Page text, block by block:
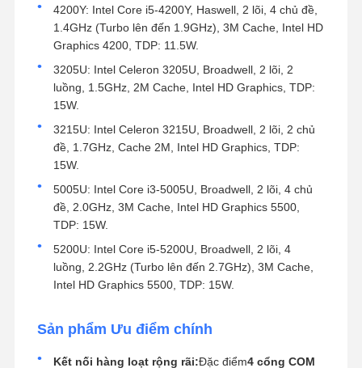
4200Y: Intel Core i5-4200Y, Haswell, 2 lõi, 4 chủ đề,
1.4GHz (Turbo lên đến 1.9GHz), 3M Cache, Intel HD
Graphics 4200, TDP: 11.5W.
3205U: Intel Celeron 3205U, Broadwell, 2 lõi, 2
luồng, 1.5GHz, 2M Cache, Intel HD Graphics, TDP:
15W.
3215U: Intel Celeron 3215U, Broadwell, 2 lõi, 2 chủ
đề, 1.7GHz, Cache 2M, Intel HD Graphics, TDP:
15W.
5005U: Intel Core i3-5005U, Broadwell, 2 lõi, 4 chủ
đề, 2.0GHz, 3M Cache, Intel HD Graphics 5500,
TDP: 15W.
5200U: Intel Core i5-5200U, Broadwell, 2 lõi, 4
luồng, 2.2GHz (Turbo lên đến 2.7GHz), 3M Cache,
Intel HD Graphics 5500, TDP: 15W.
Sản phẩm Ưu điểm chính
Kết nối hàng loạt rộng rãi:Đặc điểm4 cổng COM